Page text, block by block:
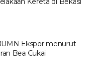
Ekspor menurut
Bea Cukai